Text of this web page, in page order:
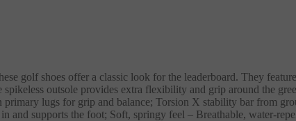
shoes offer a classic look for the leaderboard. They
outsole provides extra flexibility and grip around the
lugs for grip and balance; Torsion X stability bar from
supports the foot; Soft, springy feel – Breathable, water-